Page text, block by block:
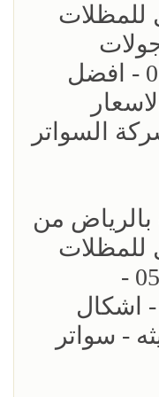
للمظلات
الحدائق - 0535553929 - افضل
السواتر
بالرياض من
للمظلات
والسواتر - 0500559613 -
اشكال
- سواتر